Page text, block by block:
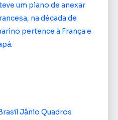
um plano de anexar
na década de
pertence à França e
Jânio Quadros